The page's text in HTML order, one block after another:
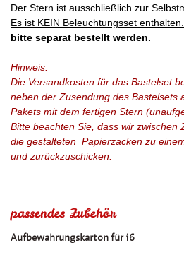
Der Stern ist ausschließlich zur
Es ist KEIN Beleuchtungsset enthalten.
bitte separat bestellt werden.
Hinweis:
Die Versandkosten für das Bastelset
neben der Zusendung des Bastelsets
Pakets mit dem fertigen Stern
Bitte beachten Sie, dass wir zwischen
die gestalteten Papierzacken zu
und zurückzuschicken.
passendes Zubehör
Aufbewahrungskarton für i6